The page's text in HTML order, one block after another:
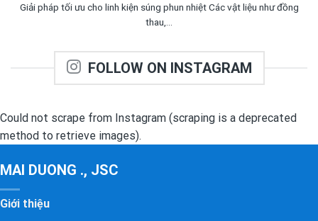
Giải pháp tối ưu cho linh kiện súng phun nhiệt Các vật liệu như đồng
thau,...
FOLLOW ON INSTAGRAM
Could not scrape from Instagram (scraping is a deprecated
method to retrieve images).
MAI DUONG ., JSC
Giới thiệu